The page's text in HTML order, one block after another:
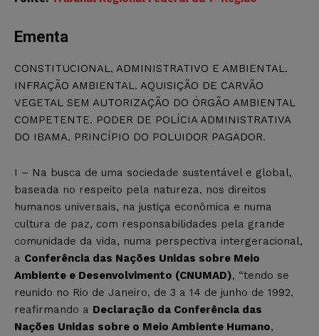
Ementa
CONSTITUCIONAL, ADMINISTRATIVO E AMBIENTAL.
INFRAÇÃO AMBIENTAL. AQUISIÇÃO DE CARVÃO
VEGETAL SEM AUTORIZAÇÃO DO ÓRGÃO AMBIENTAL
COMPETENTE. PODER DE POLÍCIA ADMINISTRATIVA
DO IBAMA. PRINCÍPIO DO POLUIDOR PAGADOR.
I – Na busca de uma sociedade sustentável e global,
baseada no respeito pela natureza, nos direitos
humanos universais, na justiça econômica e numa
cultura de paz, com responsabilidades pela grande
comunidade da vida, numa perspectiva intergeracional,
a Conferência das Nações Unidas sobre Meio
Ambiente e Desenvolvimento (CNUMAD), “tendo se
reunido no Rio de Janeiro, de 3 a 14 de junho de 1992,
reafirmando a Declaração da Conferência das
Nações Unidas sobre o Meio Ambiente Humano,